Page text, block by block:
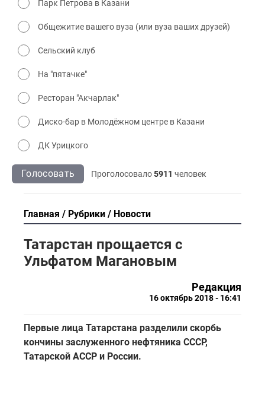
Парк Петрова в Казани
Общежитие вашего вуза (или вуза ваших друзей)
Сельский клуб
На "пятачке"
Ресторан "Акчарлак"
Диско-бар в Молодёжном центре в Казани
ДК Урицкого
Голосовать Проголосовало5911 человек
Главная Рубрики Новости
Татарстан прощается с
Ульфатом Магановым
Редакция
16 октябрь 2018 - 16:41
Первые лица Татарстана разделили скорбь
кончины заслуженного нефтяника СССР,
Татарской АССР и России.